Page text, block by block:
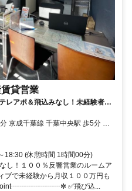
貸営業
アポ＆飛込みなし！未経験者歓
18:30 (休憩時間 1時間00分)
し！１００％反響営業のルームア
ブで未経験から月収１００万円も
✅飛び込...